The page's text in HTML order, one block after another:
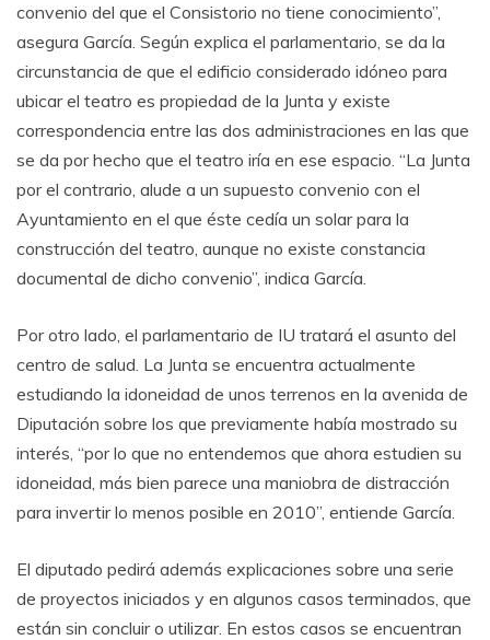
convenio del que el Consistorio no tiene conocimiento”,
asegura García. Según explica el parlamentario, se da la
circunstancia de que el edificio considerado idóneo para
ubicar el teatro es propiedad de la Junta y existe
correspondencia entre las dos administraciones en las que
se da por hecho que el teatro iría en ese espacio. “La Junta
por el contrario, alude a un supuesto convenio con el
Ayuntamiento en el que éste cedía un solar para la
construcción del teatro, aunque no existe constancia
documental de dicho convenio”, indica García.
Por otro lado, el parlamentario de IU tratará el asunto del
centro de salud. La Junta se encuentra actualmente
estudiando la idoneidad de unos terrenos en la avenida de
Diputación sobre los que previamente había mostrado su
interés, “por lo que no entendemos que ahora estudien su
idoneidad, más bien parece una maniobra de distracción
para invertir lo menos posible en 2010”, entiende García.
El diputado pedirá además explicaciones sobre una serie
de proyectos iniciados y en algunos casos terminados, que
están sin concluir o utilizar. En estos casos se encuentran